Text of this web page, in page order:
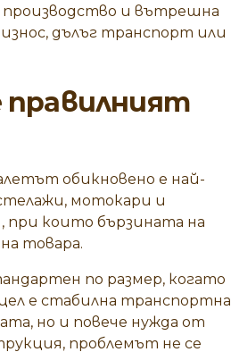
производство и вътрешна
дълъг транспорт или
правилният
обикновено е най-
мотокари и
при които бързината на
товара.
по размер, когато
е стабилна транспортна
но и повече нужда от
проблемът не се